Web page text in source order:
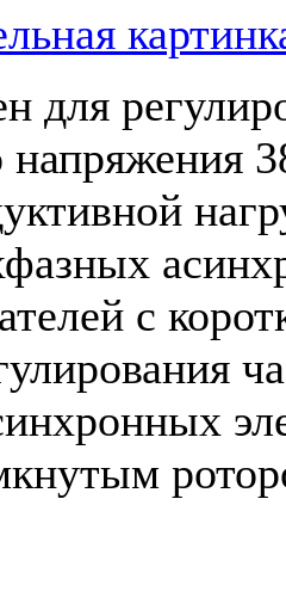
для
напряжения
с